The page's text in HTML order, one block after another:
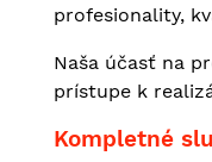
profesionality,
Naša účasť na
prístupe k
Kompletné